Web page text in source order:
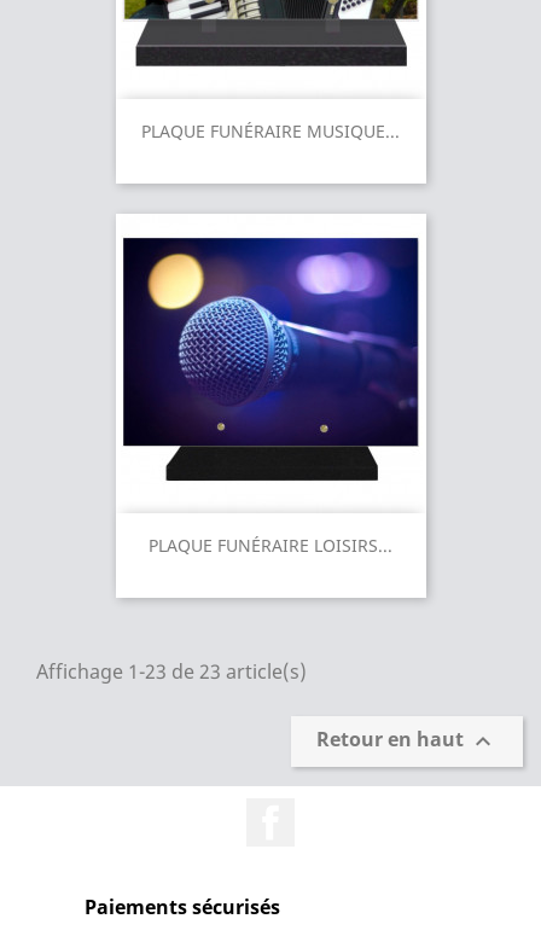
PLAQUE FUNÉRAIRE MUSIQUE...
PLAQUE FUNÉRAIRE LOISIRS...
Affichage 1-23 de 23 article(s)
Retour en haut 
Paiements sécurisés